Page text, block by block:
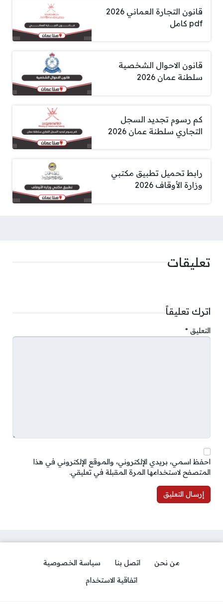
قانون التجارة العماني 2026
pdf كامل
قانون الاحوال الشخصية
سلطنة عمان 2026
كم رسوم تجديد السجل
التجاري سلطنة عمان 2026
رابط تحميل تطبيق مكتبي
وزارة الأوقاف 2026
تعليقات
اترك تعليقاً
التعليق *
احفظ اسمي، بريدي الإلكتروني، والموقع الإلكتروني في هذا
المتصفح لاستخدامها المرة المقبلة في تعليقي.
من نحن اتصل بنا
سياسة الخصوصية
اتفاقية الاستخدام